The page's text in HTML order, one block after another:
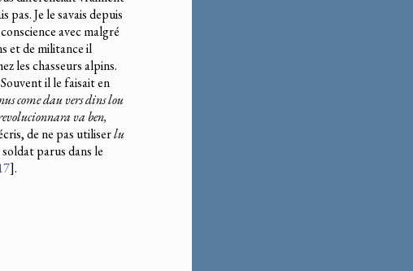
pas. Je le savais depuis
avec malgré
et de militance il
les chasseurs alpins.
il le faisait en
come dau vers dins lou
va ben,
de ne pas utiliserlu
parus dans le
].